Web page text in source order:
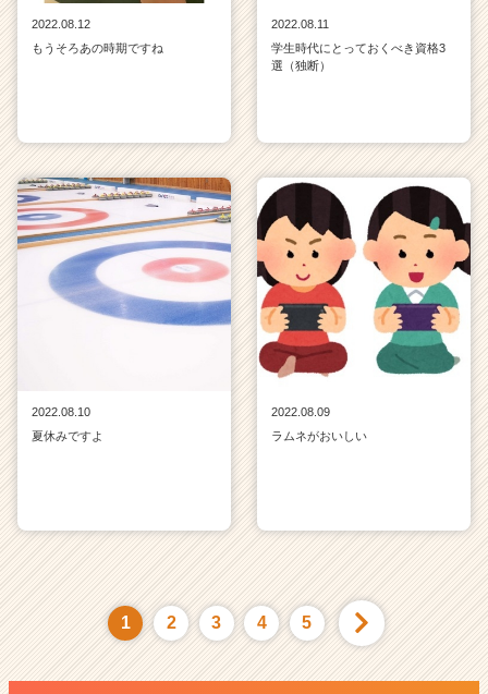
2022.08.12
もうそろあの時期ですね
2022.08.11
学生時代にとっておくべき資格3
選（独断）
2022.08.10
夏休みですよ
2022.08.09
ラムネがおいしい
1 2 3 4 5